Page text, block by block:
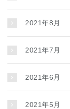
2021年8月
2021年7月
2021年6月
2021年5月